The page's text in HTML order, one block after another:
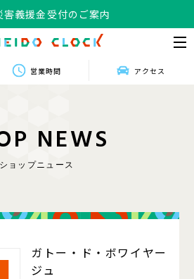
害義援金受付のご案内
営業時間 アクセス
P NEWS
ショップニュース
ガトー・ド・ボワイヤー
ジュ